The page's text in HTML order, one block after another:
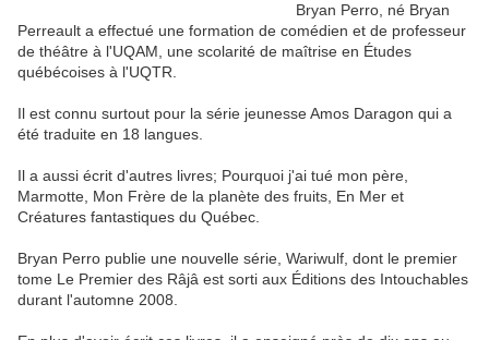
Bryan Perro, né Bryan
Perreault a effectué une formation de comédien et de professeur
de théâtre à l'UQAM, une scolarité de maîtrise en Études
québécoises à l'UQTR.
Il est connu surtout pour la série jeunesse Amos Daragon qui a
été traduite en 18 langues.
Il a aussi écrit d'autres livres; Pourquoi j'ai tué mon père,
Marmotte, Mon Frère de la planète des fruits, En Mer et
Créatures fantastiques du Québec.
Bryan Perro publie une nouvelle série, Wariwulf, dont le premier
tome Le Premier des Râjâ est sorti aux Éditions des Intouchables
durant l'automne 2008.